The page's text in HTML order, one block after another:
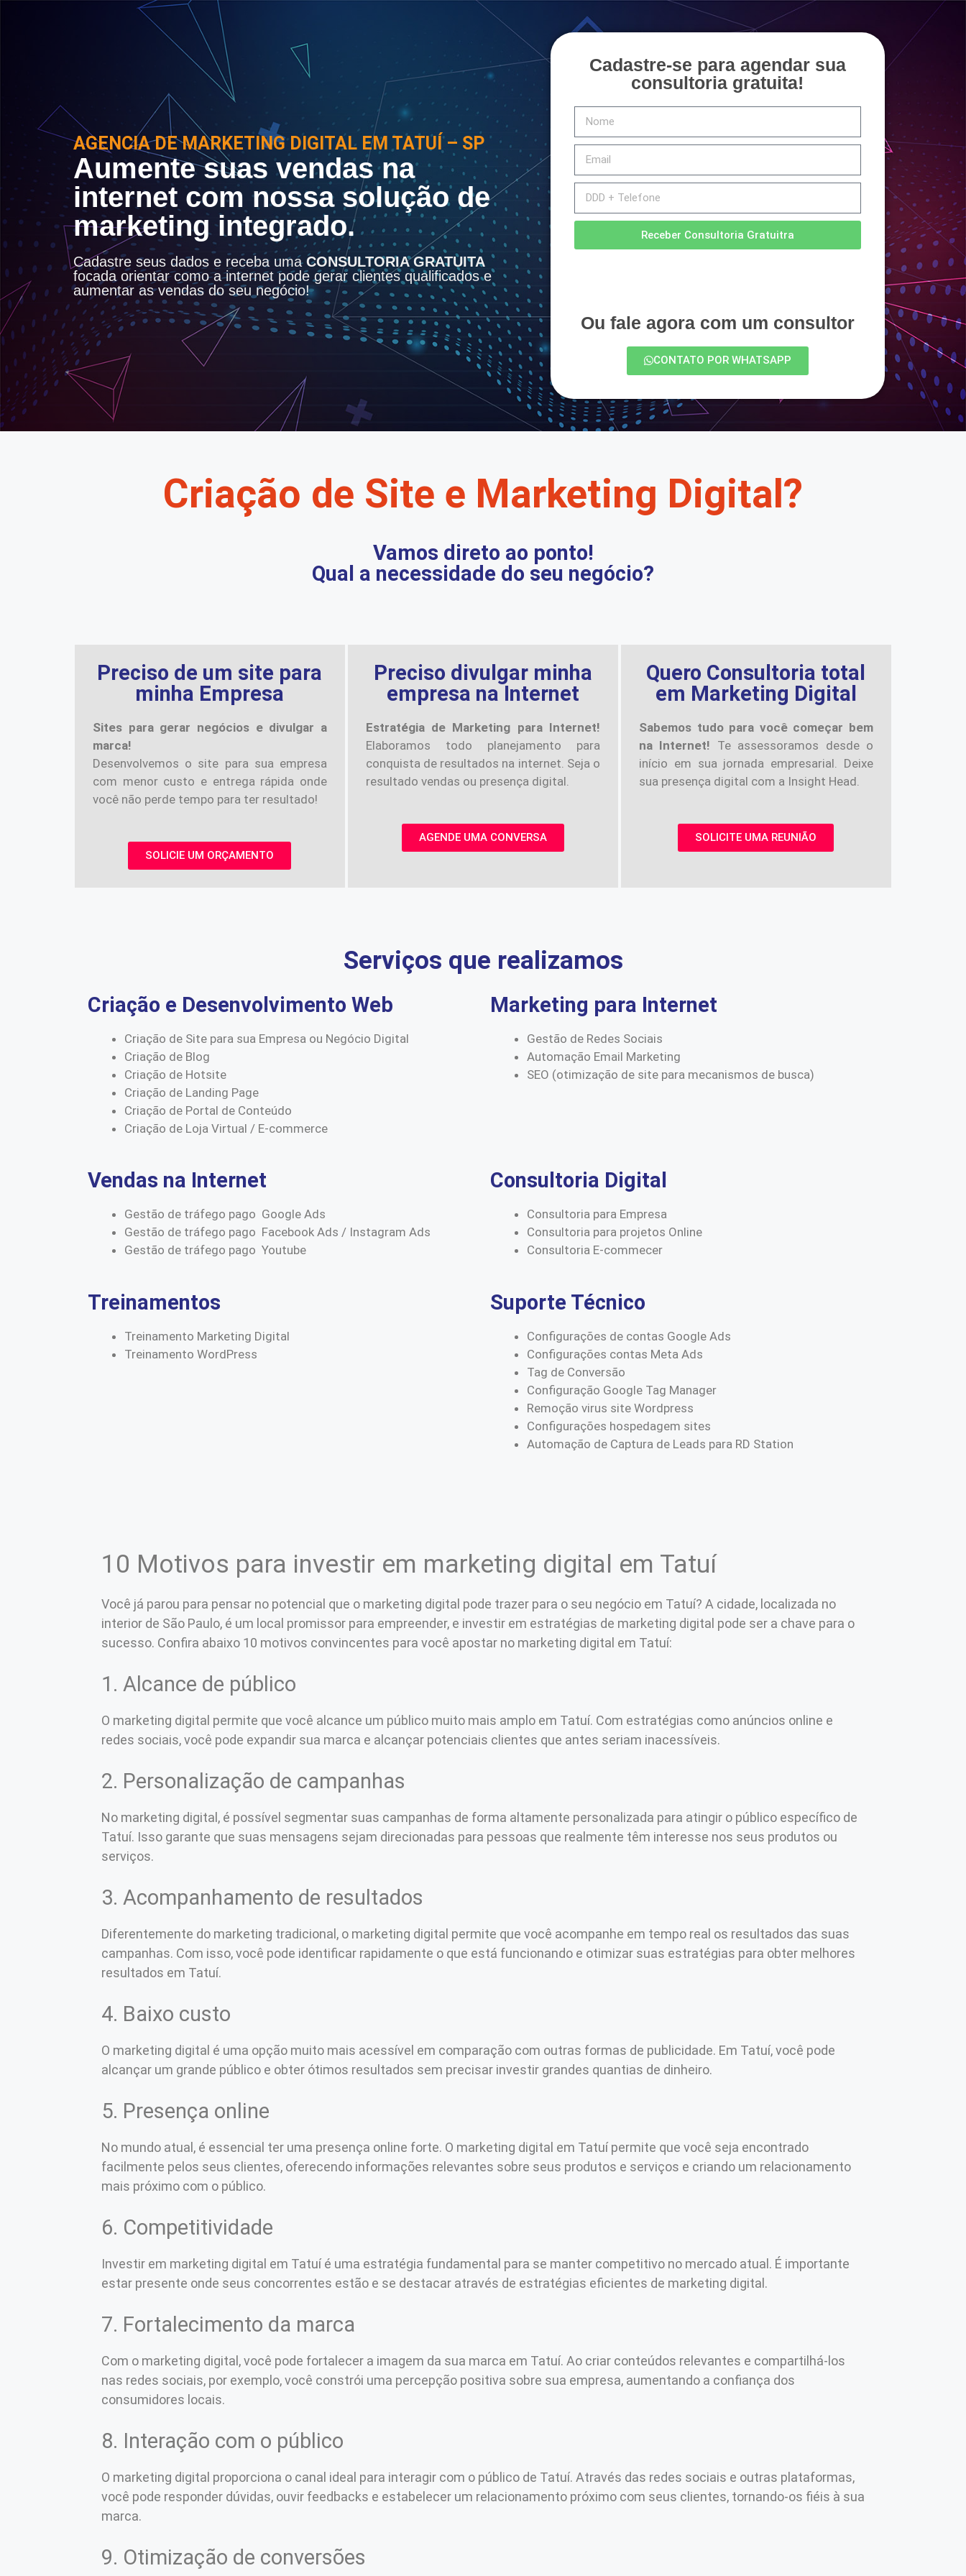
AGENCIA DE MARKETING DIGITAL EM TATUÍ – SP
Aumente suas vendas na
internet com nossa solução de
marketing integrado.
Cadastre seus dados e receba umaCONSULTORIA GRATUITA
focada orientar como a internet pode gerar clientes qualificados e
aumentar as vendas do seu negócio!
Cadastre-se para agendar sua
consultoria gratuita!
Receber Consultoria Gratuitra
Ou fale agora com um consultor
CONTATO POR WHATSAPP
Criação de Site e Marketing Digital?
Vamos direto ao ponto!
Qual a necessidade do seu negócio?
Preciso de um site para
minha Empresa
Sites para gerar negócios e divulgar a
marca!
Desenvolvemos o site para sua empresa
com menor custo e entrega rápida onde
você não perde tempo para ter resultado!
SOLICIE UM ORÇAMENTO
Preciso divulgar minha
empresa na Internet
Estratégia de Marketing para Internet!
Elaboramos todo planejamento para
conquista de resultados na internet. Seja o
resultado vendas ou presença digital.
AGENDE UMA CONVERSA
Quero Consultoria total
em Marketing Digital
Sabemos tudo para você começar bem
na Internet! Te assessoramos desde o
início em sua jornada empresarial. Deixe
sua presença digital com a Insight Head.
SOLICITE UMA REUNIÃO
Serviços que realizamos
Criação e Desenvolvimento Web
Criação de Site para sua Empresa ou Negócio Digital
Criação de Blog
Criação de Hotsite
Criação de Landing Page
Criação de Portal de Conteúdo
Criação de Loja Virtual / E-commerce
Marketing para Internet
Gestão de Redes Sociais
Automação Email Marketing
SEO (otimização de site para mecanismos de busca)
Vendas na Internet
Gestão de tráfego pago Google Ads
Gestão de tráfego pago Facebook Ads / Instagram Ads
Gestão de tráfego pago Youtube
Consultoria Digital
Consultoria para Empresa
Consultoria para projetos Online
Consultoria E-commecer
Treinamentos
Treinamento Marketing Digital
Treinamento WordPress
Suporte Técnico
Configurações de contas Google Ads
Configurações contas Meta Ads
Tag de Conversão
Configuração Google Tag Manager
Remoção virus site Wordpress
Configurações hospedagem sites
Automação de Captura de Leads para RD Station
10 Motivos para investir em marketing digital em Tatuí
Você já parou para pensar no potencial que o marketing digital pode trazer para o seu negócio em Tatuí? A cidade, localizada no
interior de São Paulo, é um local promissor para empreender, e investir em estratégias de marketing digital pode ser a chave para o
sucesso. Confira abaixo 10 motivos convincentes para você apostar no marketing digital em Tatuí:
1. Alcance de público
O marketing digital permite que você alcance um público muito mais amplo em Tatuí. Com estratégias como anúncios online e
redes sociais, você pode expandir sua marca e alcançar potenciais clientes que antes seriam inacessíveis.
2. Personalização de campanhas
No marketing digital, é possível segmentar suas campanhas de forma altamente personalizada para atingir o público específico de
Tatuí. Isso garante que suas mensagens sejam direcionadas para pessoas que realmente têm interesse nos seus produtos ou
serviços.
3. Acompanhamento de resultados
Diferentemente do marketing tradicional, o marketing digital permite que você acompanhe em tempo real os resultados das suas
campanhas. Com isso, você pode identificar rapidamente o que está funcionando e otimizar suas estratégias para obter melhores
resultados em Tatuí.
4. Baixo custo
O marketing digital é uma opção muito mais acessível em comparação com outras formas de publicidade. Em Tatuí, você pode
alcançar um grande público e obter ótimos resultados sem precisar investir grandes quantias de dinheiro.
5. Presença online
No mundo atual, é essencial ter uma presença online forte. O marketing digital em Tatuí permite que você seja encontrado
facilmente pelos seus clientes, oferecendo informações relevantes sobre seus produtos e serviços e criando um relacionamento
mais próximo com o público.
6. Competitividade
Investir em marketing digital em Tatuí é uma estratégia fundamental para se manter competitivo no mercado atual. É importante
estar presente onde seus concorrentes estão e se destacar através de estratégias eficientes de marketing digital.
7. Fortalecimento da marca
Com o marketing digital, você pode fortalecer a imagem da sua marca em Tatuí. Ao criar conteúdos relevantes e compartilhá-los
nas redes sociais, por exemplo, você constrói uma percepção positiva sobre sua empresa, aumentando a confiança dos
consumidores locais.
8. Interação com o público
O marketing digital proporciona o canal ideal para interagir com o público de Tatuí. Através das redes sociais e outras plataformas,
você pode responder dúvidas, ouvir feedbacks e estabelecer um relacionamento próximo com seus clientes, tornando-os fiéis à sua
marca.
9. Otimização de conversões